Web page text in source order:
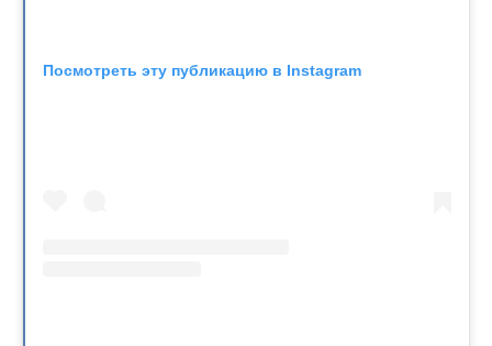
Посмотреть эту публикацию в Instagram